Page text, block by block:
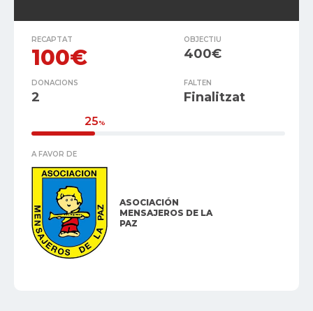
RECAPTAT
100€
OBJECTIU
400€
DONACIONS
2
FALTEN
Finalitzat
25%
A FAVOR DE
ASOCIACIÓN
MENSAJEROS DE LA
PAZ